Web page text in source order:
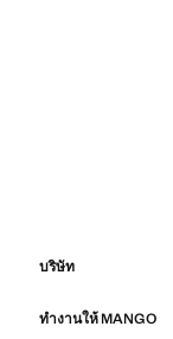
บริษัท
ทำงานให้ MANGO